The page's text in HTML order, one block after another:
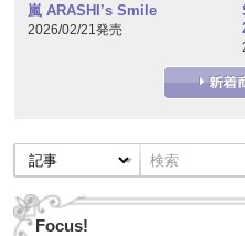
嵐 ARASHI’s Smile
2026/02/21発売
Focus!